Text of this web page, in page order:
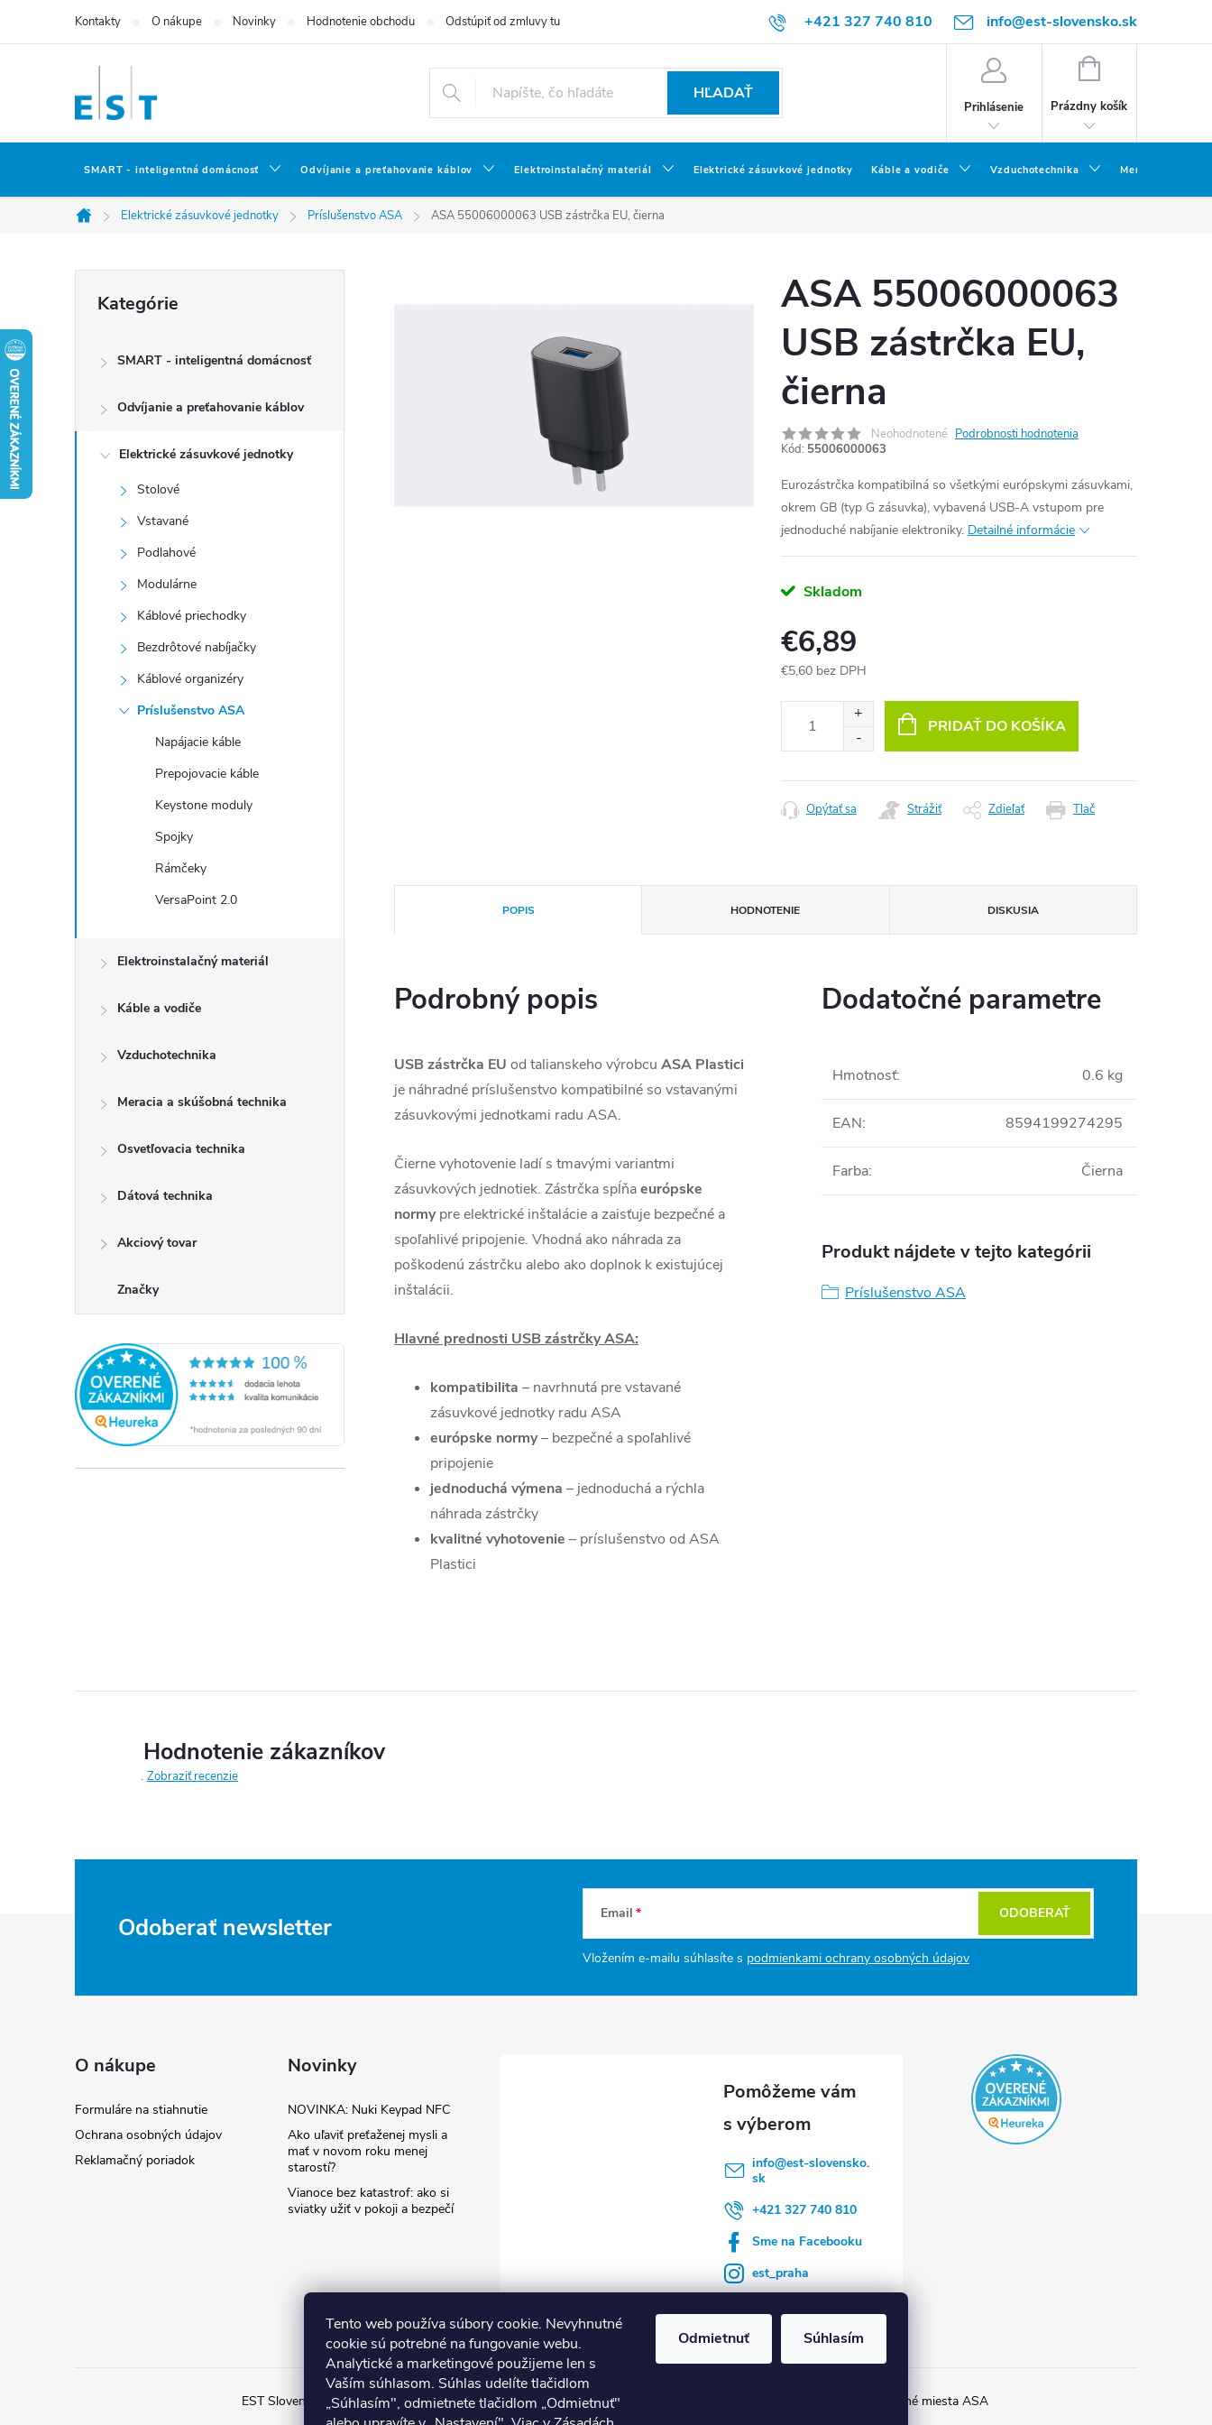
Tento web používa súbory cookie. Nevyhnutné
cookie sú potrebné na fungovanie webu.
Analytické a marketingové použijeme len s
Vaším súhlasom. Súhlas udelíte tlačidlom
„Súhlasím", odmietnete tlačidlom „Odmietnuť"
Odmietnuť Súhlasím
+421 327 740 810 info@est-slovensko.sk
Kontakty O nákupe Novinky Hodnotenie obchodu Odstúpiť od zmluvy tu
HĽADAŤ
Prihlásenie
NÁKUPNÝ
Prázdny košík
SMART - inteligentná domácnosť Odvíjanie a preťahovanie káblov Elektroinstalačný materiál Elektrické zásuvkové jednotky Káble a vodiče Vzduchotechnika Meracia a
Domov
Elektrické zásuvkové jednotky Príslušenstvo ASA ASA 55006000063 USB zástrčka EU, čierna
n
kategórie
Kategórie
SMART - inteligentná domácnosť
Odvíjanie a preťahovanie káblov
Elektrické zásuvkové jednotky
Stolové
Vstavané
Podlahové
Modulárne
Káblové priechodky
Bezdrôtové nabíjačky
Káblové organizéry
Príslušenstvo ASA
Napájacie káble
Prepojovacie káble
Keystone moduly
Spojky
Rámčeky
VersaPoint 2.0
Elektroinstalačný materiál
Káble a vodiče
Vzduchotechnika
Meracia a skúšobná technika
Osvetľovacia technika
Dátová technika
Akciový tovar
Značky
ASA 55006000063
USB zástrčka EU,
čierna
Neohodnotené Podrobnosti hodnotenia
Kód: 55006000063
Eurozástrčka kompatibilná so všetkými európskymi zásuvkami,
okrem GB (typ G zásuvka), vybavená USB-A vstupom pre
jednoduché nabíjanie elektroniky. Detailné informácie
Skladom
€6,89
€5,60 bez DPH
PRIDAŤ DO KOŠÍKA
Tlač
Opýtať sa Strážiť Zdieľať
POPIS HODNOTENIE DISKUSIA
Podrobný popis
USB zástrčka EU od talianskeho výrobcu ASA Plastici
je náhradné príslušenstvo kompatibilné so vstavanými
zásuvkovými jednotkami radu ASA.
Čierne vyhotovenie ladí s tmavými variantmi
zásuvkových jednotiek. Zástrčka spĺňaeurópske
normypre elektrické inštalácie a zaisťuje bezpečné a
spoľahlivé pripojenie. Vhodná ako náhrada za
poškodenú zástrčku alebo ako doplnok k existujúcej
inštalácii.
Hlavné prednosti USB zástrčky ASA:
kompatibilita – navrhnutá pre vstavané
zásuvkové jednotky radu ASA
európske normy– bezpečné a spoľahlivé
pripojenie
jednoduchá výmena – jednoduchá a rýchla
náhrada zástrčky
kvalitné vyhotovenie – príslušenstvo od ASA
Plastici
Dodatočné parametre
Hmotnosť: 0.6 kg
EAN: 8594199274295
Farba: Čierna
Produkt nájdete v tejto kategórii
Príslušenstvo ASA
Hodnotenie zákazníkov
Zobraziť recenzie
Odoberať newsletter Email
Vložením e-mailu súhlasíte s podmienkami ochrany osobných údajov
ODOBERAŤ
O nákupe
Formuláre na stiahnutie
Ochrana osobných údajov
Reklamačný poriadok
Novinky
NOVINKA: Nuki Keypad NFC
Ako uľaviť preťaženej mysli a
mať v novom roku menej
starostí?
Vianoce bez katastrof: ako si
sviatky užiť v pokoji a bezpečí
info@est-slovensko.
sk
+421 327 740 810
Sme na Facebooku
est_praha
EST Slovensko Inteligentné termostaty tado° Nuki Smart Lock Prípojné miesta ASA